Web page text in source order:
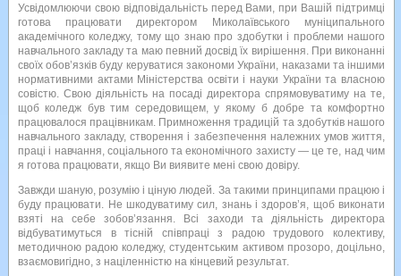
Усвідомлюючи свою відповідальність перед Вами, при Вашій підтримці
готова працювати директором Миколаївського муніципального
академічного коледжу, тому що знаю про здобутки і проблеми нашого
навчального закладу та маю певний досвід їх вирішення. При виконанні
своїх обов’язків буду керуватися закономи України, наказами та іншими
нормативними актами Міністерства освіти і науки України та власною
совістю. Свою діяльність на посаді директора спрямовуватиму на те,
щоб коледж був тим середовищем, у якому б добре та комфортно
працювалося працівникам. Примноження традицій та здобутків нашого
навчального закладу, створення і забезпечення належних умов життя,
праці і навчання, соціального та економічного захисту — це те, над чим
я готова працювати, якщо Ви виявите мені свою довіру.
Завжди шаную, розумію і ціную людей. За такими принципами працюю і
буду працювати. Не шкодуватиму сил, знань і здоров’я, щоб виконати
взяті на себе зобов’язання. Всі заходи та діяльність директора
відбуватимуться в тісній співпраці з радою трудового колективу,
методичною радою коледжу, студентським активом прозоро, доцільно,
взаємовигідно, з націленністю на кінцевий результат.